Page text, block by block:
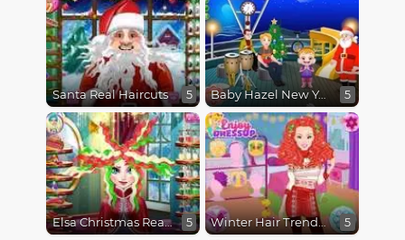
Santa Real Haircuts 5 Baby Hazel New Year Bash 5
Elsa Christmas Real Haircuts 5 Winter Hair Trends Crimp 5